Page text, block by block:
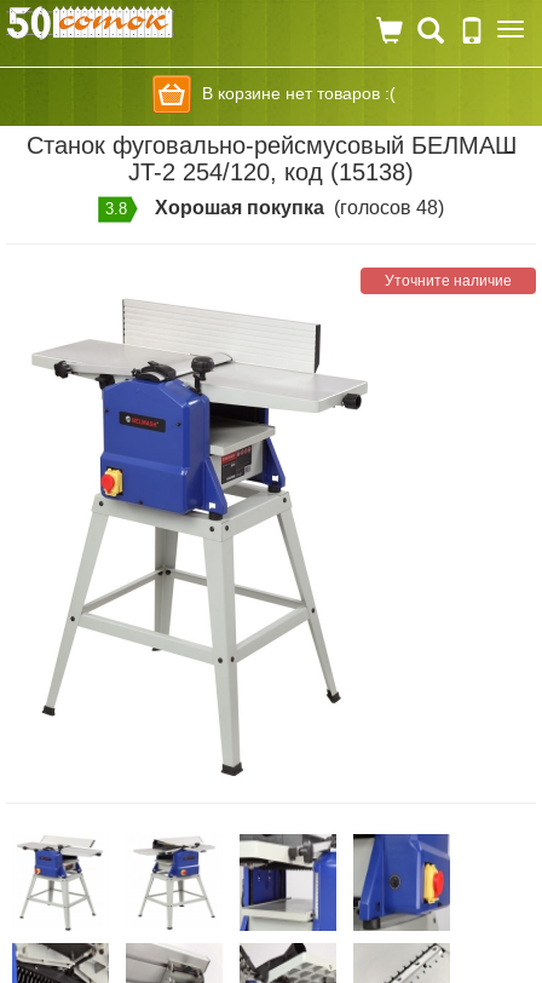
В корзине нет товаров :(
Станок фуговально-рейсмусовый БЕЛМАШ
JT-2 254/120, код (15138)
3.8 Хорошая покупка (голосов 48)
Уточните наличие